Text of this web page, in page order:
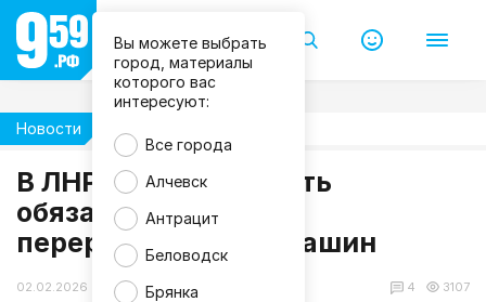
Вы можете выбрать
город, материалы
которого вас
интересуют:
Все города
Алчевск
Антрацит
Беловодск
Брянка
Новости
В ЛНР могут отложить
обязательную
перерегистрацию машин
02.02.2026 09:53 4 3107
Г
А
И
Л
Р